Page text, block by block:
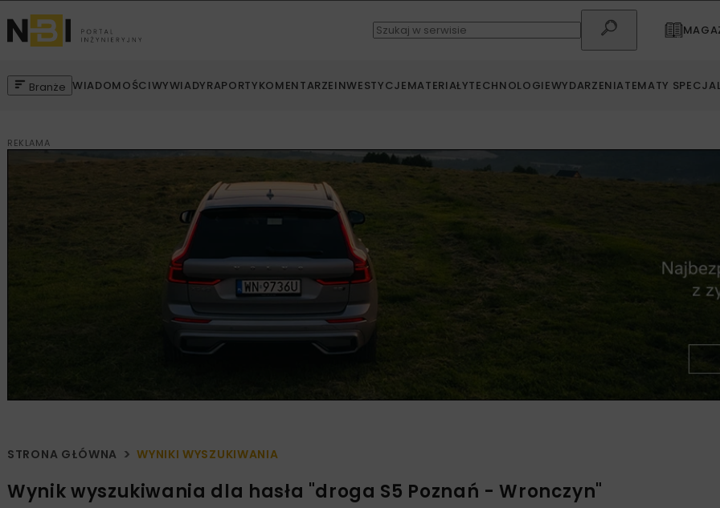
Branże WIADOMOŚCIWYWIADYRAPORTYKOMENTARZEINWESTYCJEMATERIAŁYTECHNOLOGIEWYDARZENIATEMATY
REKLAMA
STRONA GŁÓWNA WYNIKI WYSZUKIWANIA
Wynik wyszukiwania dla hasła "droga S5 Poznań - Wronczyn"